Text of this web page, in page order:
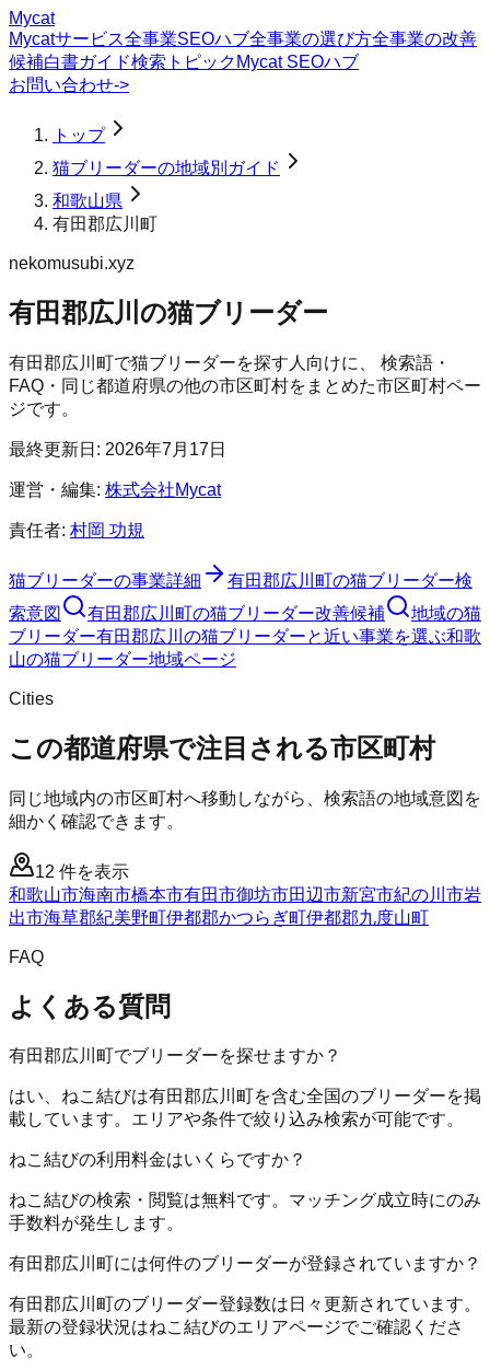
Mycat
Mycatサービス全事業SEOハブ全事業の選び方全事業の改善
候補白書ガイド検索トピック Mycat SEOハブ
お問い合わせ->
トップ
猫ブリーダーの地域別ガイド
和歌山県
有田郡広川町
nekomusubi.xyz
有田郡広川の猫ブリーダー
有田郡広川町で猫ブリーダーを探す人向けに、 検索語・
FAQ・同じ都道府県の他の市区町村をまとめた市区町村ペー
ジです。
最終更新日: 2026年7月17日
運営・編集: 株式会社Mycat
責任者: 村岡 功規
猫ブリーダーの事業詳細 有田郡広川町の猫ブリーダー検
索意図
有田郡広川町の猫ブリーダー改善候補
地域の猫
ブリーダー有田郡広川の猫ブリーダーと近い事業を選ぶ和歌
山の猫ブリーダー地域ページ
Cities
この都道府県で注目される市区町村
同じ地域内の市区町村へ移動しながら、検索語の地域意図を
細かく確認できます。
12 件を表示
和歌山市海南市橋本市有田市御坊市田辺市新宮市紀の川市岩
出市海草郡紀美野町伊都郡かつらぎ町伊都郡九度山町
FAQ
よくある質問
有田郡広川町でブリーダーを探せますか？
はい、ねこ結びは有田郡広川町を含む全国のブリーダーを掲
載しています。エリアや条件で絞り込み検索が可能です。
ねこ結びの利用料金はいくらですか？
ねこ結びの検索・閲覧は無料です。マッチング成立時にのみ
手数料が発生します。
有田郡広川町には何件のブリーダーが登録されていますか？
有田郡広川町のブリーダー登録数は日々更新されています。
最新の登録状況はねこ結びのエリアページでご確認くださ
い。